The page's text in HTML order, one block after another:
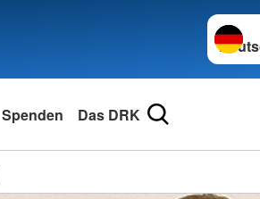
Spenden Das DRK